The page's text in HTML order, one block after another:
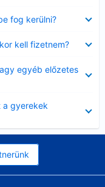
fog kerülni?
kell fizetnem?
egyéb előzetes
gyerekek